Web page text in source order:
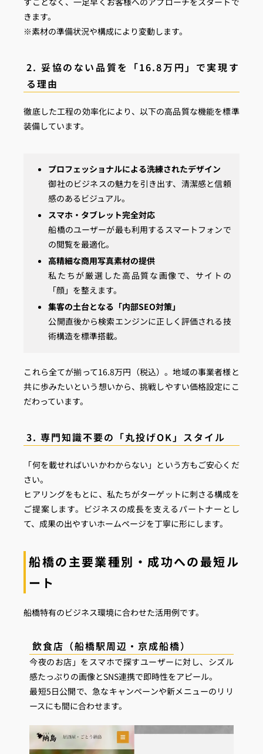
きます。
※素材の準備状況や構成により変動します。
2. 妥協のない品質を「16.8万円」で実現す
る理由
徹底した工程の効率化により、以下の高品質な機能を標準
装備しています。
プロフェッショナルによる洗練されたデザイン
御社のビジネスの魅力を引き出す、清潔感と信頼
感のあるビジュアル。
スマホ・タブレット完全対応
船橋のユーザーが最も利用するスマートフォンで
の閲覧を最適化。
高精細な商用写真素材の提供
私たちが厳選した高品質な画像で、サイトの
「顔」を整えます。
集客の土台となる「内部SEO対策」
公開直後から検索エンジンに正しく評価される技
術構造を標準搭載。
これら全てが揃って16.8万円（税込）。地域の事業者様と
共に歩みたいという想いから、挑戦しやすい価格設定にこ
だわっています。
3. 専門知識不要の「丸投げOK」スタイル
「何を載せればいいかわからない」という方もご安心くだ
さい。
ヒアリングをもとに、私たちがターゲットに刺さる構成を
ご提案します。ビジネスの成長を支えるパートナーとし
て、成果の出やすいホームページを丁寧に形にします。
船橋の主要業種別・成功への最短ル
ート
船橋特有のビジネス環境に合わせた活用例です。
飲食店（船橋駅周辺・京成船橋）
今夜のお店」をスマホで探すユーザーに対し、シズル
感たっぷりの画像とSNS連携で即時性をアピール。
最短5日公開で、急なキャンペーンや新メニューのリリ
ースにも間に合わせます。